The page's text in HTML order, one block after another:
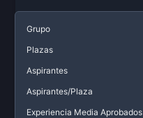
Grupo
Plazas
Aspirantes
Aspirantes/Plaza
Experiencia Media Aprobados